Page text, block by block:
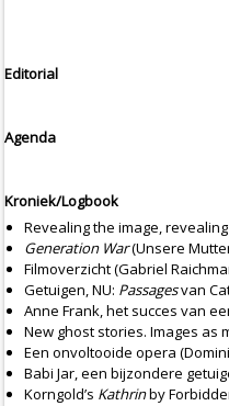
Editorial
Agenda
Kroniek/Logbook
Revealing the image,
Generation War(Unsere
Filmoverzicht (Gabriel
Getuigen, NU: Passagesvan
Anne Frank, het succes van
New ghost stories. Images as
Een onvoltooide opera
Babi Jar, een bijzondere
Korngold’s Kathrinby